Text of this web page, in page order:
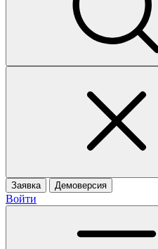
Заявка Демоверсия
Войти